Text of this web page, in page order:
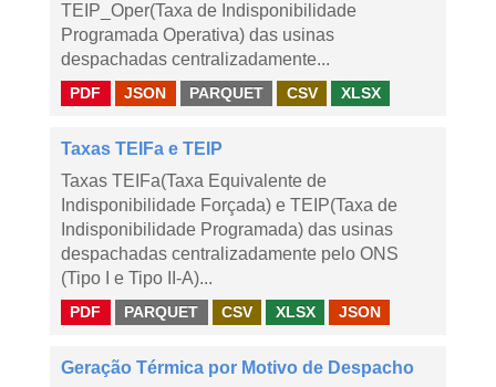
TEIP_Oper(Taxa de Indisponibilidade
Programada Operativa) das usinas
despachadas centralizadamente...
PDF JSON PARQUET CSV XLSX
Taxas TEIFa e TEIP
Taxas TEIFa(Taxa Equivalente de
Indisponibilidade Forçada) e TEIP(Taxa de
Indisponibilidade Programada) das usinas
despachadas centralizadamente pelo ONS
(Tipo I e Tipo II-A)...
PDF PARQUET CSV XLSX JSON
Geração Térmica por Motivo de Despacho